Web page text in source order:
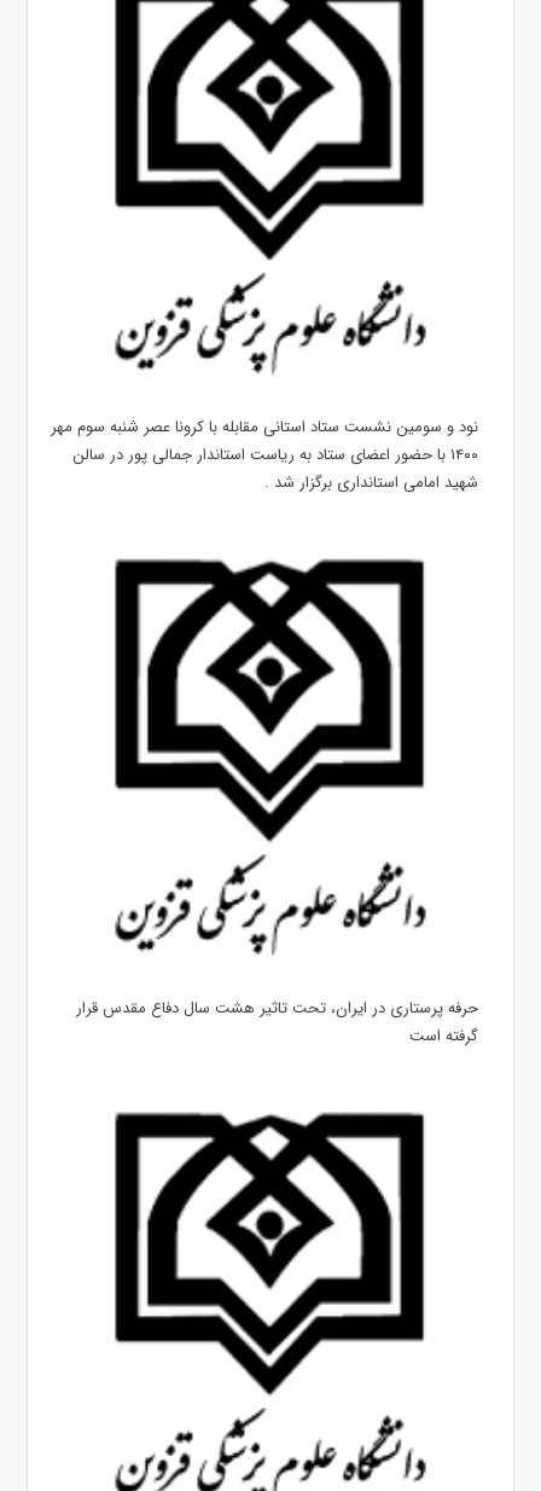
نود و سومین نشست ستاد استانی مقابله با کرونا عصر شنبه سوم مهر
۱۴۰۰ با حضور اعضای ستاد به ریاست استاندار جمالی پور در سالن
شهید امامی استانداری برگزار شد .
حرفه پرستاری در ایران، تحت تاثیر هشت سال دفاع مقدس قرار
گرفته است